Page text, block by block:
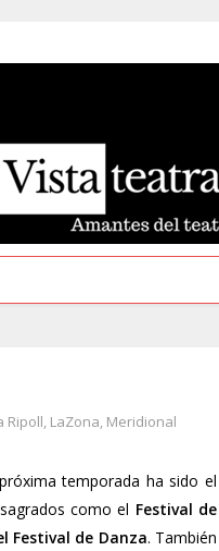
Ripoll, LaZona, Meridional
temporada ha sido el
como el Festival de
Festival de Danza. También